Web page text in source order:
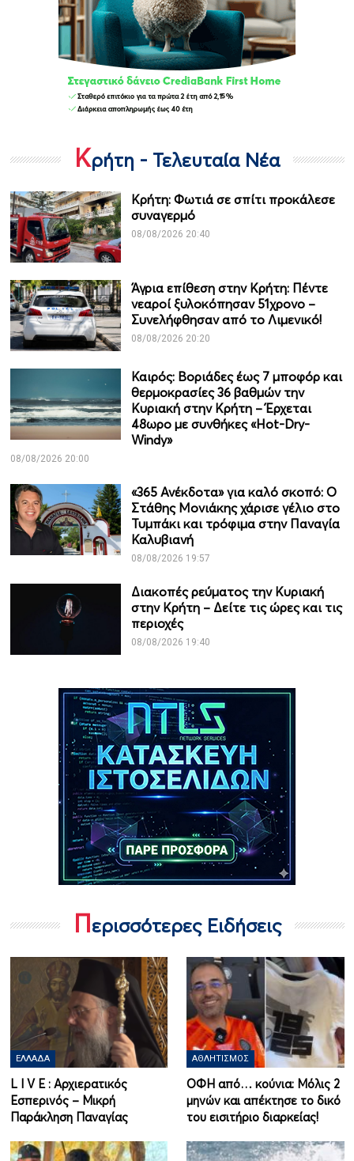
Κρήτη - Τελευταία Νέα
Κρήτη: Φωτιά σε σπίτι προκάλεσε
συναγερμό
08/08/2026 20:40
Άγρια επίθεση στην Κρήτη: Πέντε
νεαροί ξυλοκόπησαν 51χρονο –
Συνελήφθησαν από το Λιμενικό!
08/08/2026 20:20
Καιρός: Βοριάδες έως 7 μποφόρ και
θερμοκρασίες 36 βαθμών την
Κυριακή στην Κρήτη – Έρχεται
48ωρο με συνθήκες «Hot-Dry-
Windy»
08/08/2026 20:00
«365 Ανέκδοτα» για καλό σκοπό: Ο
Στάθης Μονιάκης χάρισε γέλιο στο
Τυμπάκι και τρόφιμα στην Παναγία
Καλυβιανή
08/08/2026 19:57
Διακοπές ρεύματος την Κυριακή
στην Κρήτη – Δείτε τις ώρες και τις
περιοχές
08/08/2026 19:40
Περισσότερες Ειδήσεις
ΕΛΛΆΔΑ
L I V Ε : Αρχιερατικός
Εσπερινός – Μικρή
Παράκληση Παναγίας
ΑΘΛΗΤΙΣΜΌΣ
ΟΦΗ από… κούνια: Μόλις 2
μηνών και απέκτησε το δικό
του εισιτήριο διαρκείας!